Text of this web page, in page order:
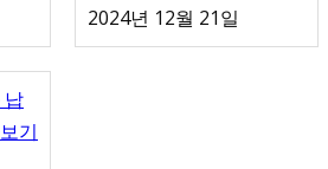
2024년 12월 21일
납
기